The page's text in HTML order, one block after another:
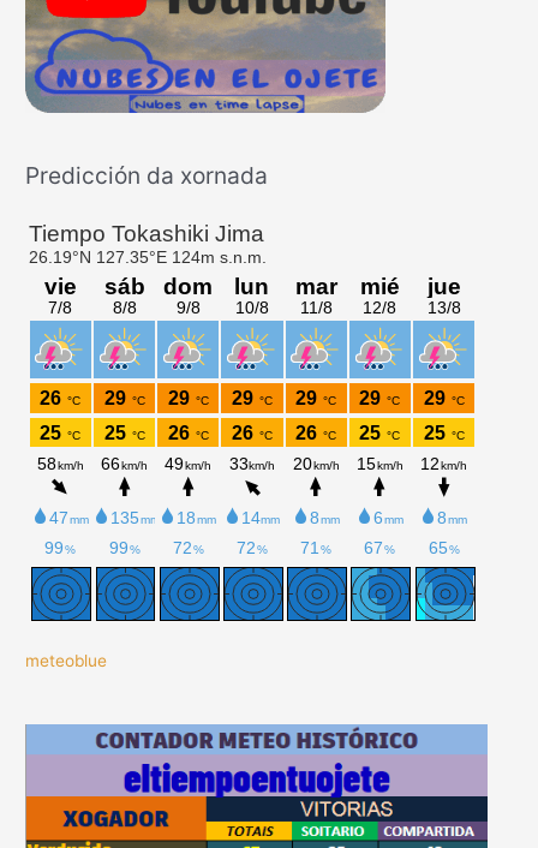
p
o
r
Predicción da xornada
meteoblue